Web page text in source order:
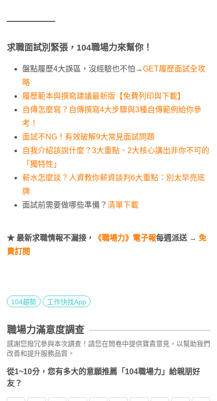
求職面試別緊張，104職場力來幫你！
盤點履歷4大誤區，沒經驗也不怕→GET履歷面試全攻
略
履歷範本與撰寫建議最新版【免費列印與下載】
自傳怎麼寫？自傳撰寫4大步驟與3種自傳範例給你參
考！
面試不NG！有效破解9大常見面試問題
自我介紹該說什麼？3大重點、2大核心講出非你不可的
「獨特性」
薪水怎麼談？人資教你薪資談判6大重點：別太早亮底
牌
面試前需要做哪些準備？ 清單下載
★ 最新求職情報不漏接， 《職場力》電子報每週派送 → 免
費訂閱
104趨勢 工作快找App
職場力滿意度調查
感謝您撥冗參與本次調查！請您在問卷中提供寶貴意見，以幫助我們
改善和提升服務品質。
從1~10分，您有多大的意願推薦「104職場力」給親朋好
友？